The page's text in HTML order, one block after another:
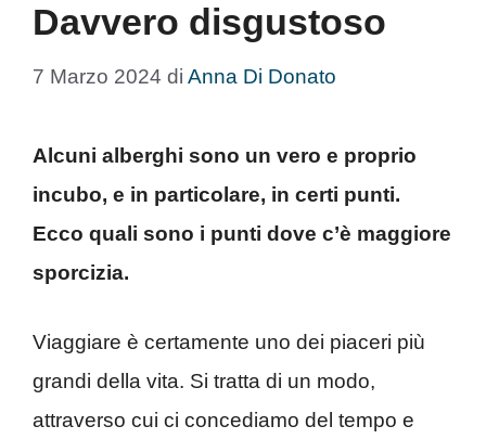
Davvero disgustoso
7 Marzo 2024 di Anna Di Donato
Alcuni alberghi sono un vero e proprio
incubo, e in particolare, in certi punti.
Ecco quali sono i punti dove c’è maggiore
sporcizia.
Viaggiare è certamente uno dei piaceri più
grandi della vita. Si tratta di un modo,
attraverso cui ci concediamo del tempo e